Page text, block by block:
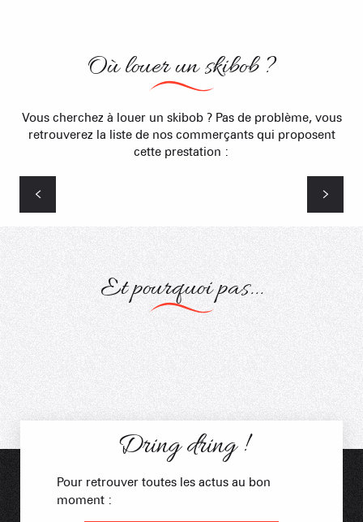
Où louer un skibob ?
Vous cherchez à louer un skibob ? Pas de problème, vous
retrouverez la liste de nos commerçants qui proposent
cette prestation :
Et pourquoi pas...
Dring dring !
Pour retrouver toutes les actus au bon
moment :